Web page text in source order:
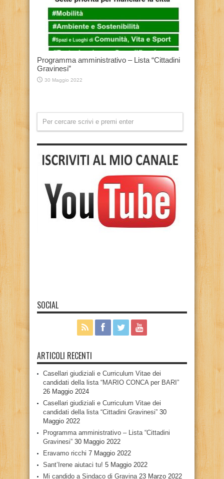
Programma amministrativo – Lista “Cittadini
Gravinesi”
30 Maggio 2022
SOCIAL
ARTICOLI RECENTI
Casellari giudiziali e Curriculum Vitae dei
candidati della lista “MARIO CONCA per BARI”
26 Maggio 2024
Casellari giudiziali e Curriculum Vitae dei
candidati della lista “Cittadini Gravinesi” 30
Maggio 2022
Programma amministrativo – Lista “Cittadini
Gravinesi” 30 Maggio 2022
Eravamo ricchi 7 Maggio 2022
Sant’Irene aiutaci tu! 5 Maggio 2022
Mi candido a Sindaco di Gravina 23 Marzo 2022